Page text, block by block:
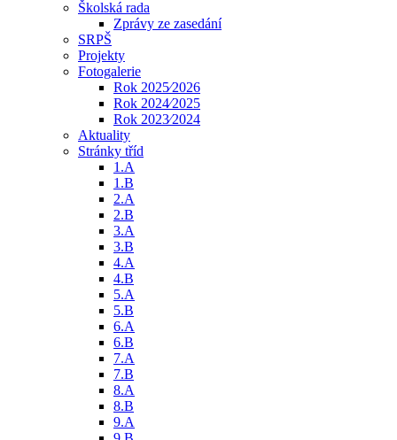
Školská rada
Zprávy ze zasedání
SRPŠ
Projekty
Fotogalerie
Rok 2025⁄2026
Rok 2024⁄2025
Rok 2023⁄2024
Aktuality
Stránky tříd
1.A
1.B
2.A
2.B
3.A
3.B
4.A
4.B
5.A
5.B
6.A
6.B
7.A
7.B
8.A
8.B
9.A